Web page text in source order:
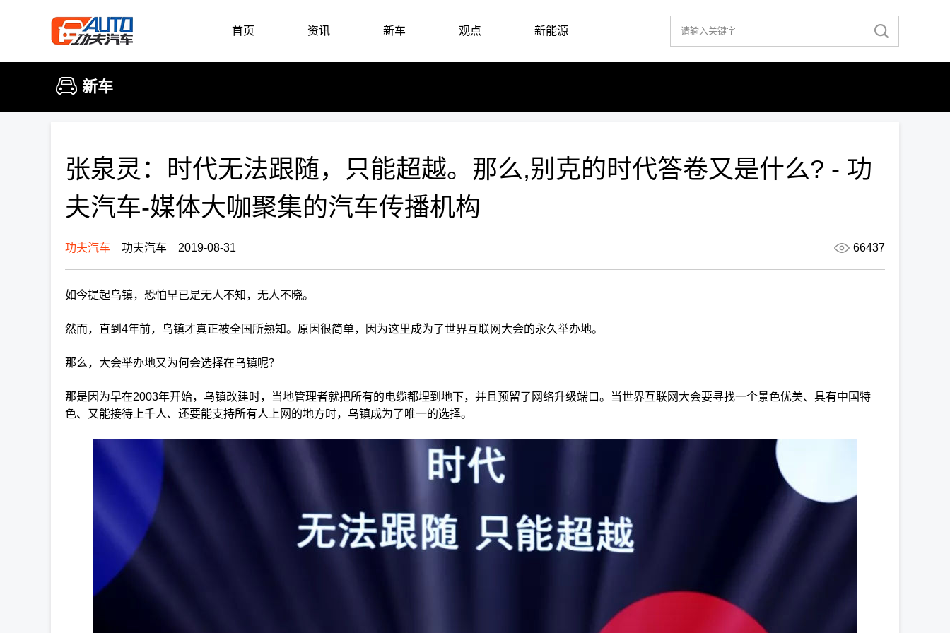
首页 资讯 新车 观点 新能源
新车
张泉灵：时代无法跟随，只能超越。那么,别克的时代答卷又是什么? - 功
夫汽车-媒体大咖聚集的汽车传播机构
功夫汽车 功夫汽车 2019-08-31 66437
如今提起乌镇，恐怕早已是无人不知，无人不晓。
然而，直到4年前，乌镇才真正被全国所熟知。原因很简单，因为这里成为了世界互联网大会的永久举办地。
那么，大会举办地又为何会选择在乌镇呢？
那是因为早在2003年开始，乌镇改建时，当地管理者就把所有的电缆都埋到地下，并且预留了网络升级端口。当世界互联网大会要寻找一个景色优美、具有中国特
色、又能接待上千人、还要能支持所有人上网的地方时，乌镇成为了唯一的选择。